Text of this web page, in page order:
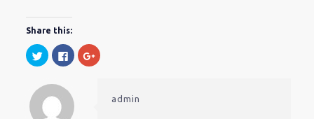
Share this:
Clique
para
compartilhar
Twitter(abre
em
nova
janela)
Clique
para
compartilhar
em
nova
janela)
Compartilhe
no
nova
janela)admin